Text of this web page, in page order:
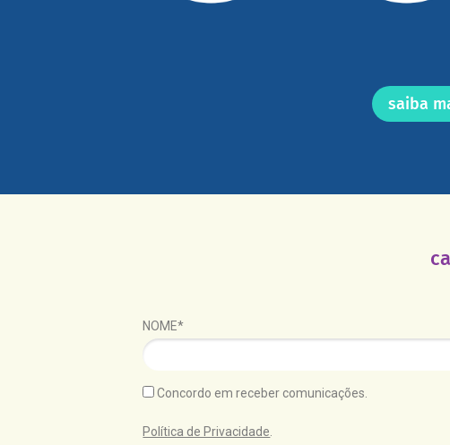
saiba
NOME*
Concordo em receber comunicações.
Política de Privacidade.